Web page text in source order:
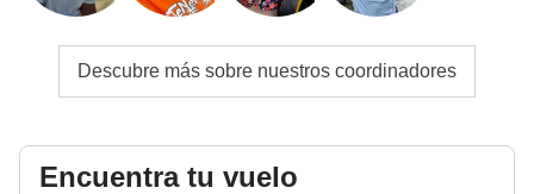
Descubre más sobre nuestros coordinadores
Encuentra tu vuelo